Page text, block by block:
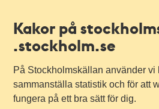
Kakor på
.stockholm.se
På Stockholmskällan använder vi
sammanställa statistik och för att
fungera på ett bra sätt för dig.